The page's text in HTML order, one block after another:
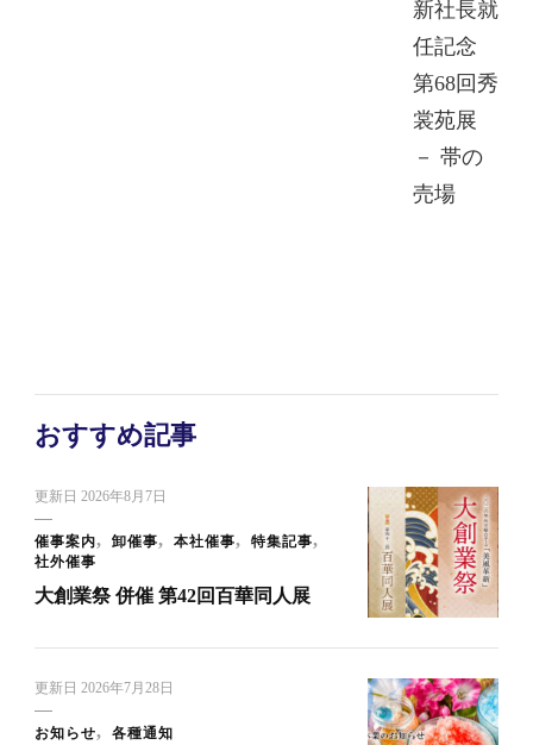
新社長就
任記念
第68回秀
裳苑展
－ 帯の
売場
おすすめ記事
更新日 2026年8月7日
催事案内 卸催事 本社催事
特集記事
社外催事
大創業祭 併催 第42回百華同人展
更新日 2026年7月28日
お知らせ 各種通知